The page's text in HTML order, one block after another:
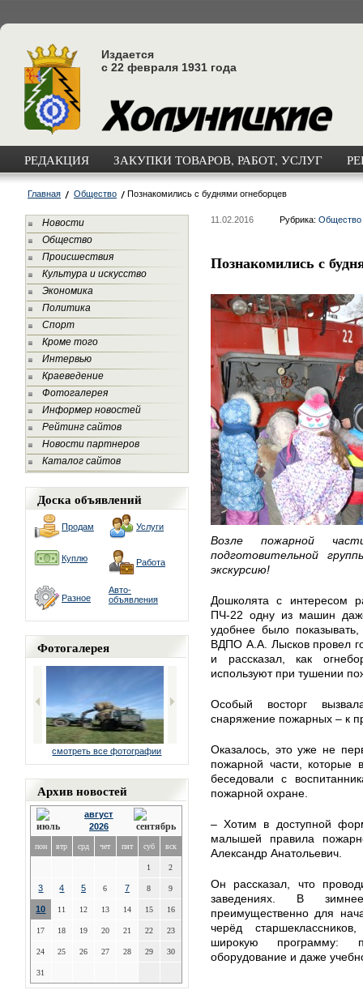
Издается
с 22 февраля 1931 года
РЕДАКЦИЯ ЗАКУПКИ ТОВАРОВ, РАБОТ, УСЛУГ
Главная Общество Познакомились с буднями огнеборцев
Новости
Общество
Происшествия
Культура и искусство
Экономика
Политика
Спорт
Кроме того
Интервью
Краеведение
Фотогалерея
Информер новостей
Рейтинг сайтов
Новости партнеров
Каталог сайтов
Доска объявлений
Продам Услуги
Куплю Работа
Разное
Авто-
объявления
Фотогалерея
смотреть все фотографии
Архив новостей
август
2026
пон втр срд чет пят суб вск
1 2
3 4 5 6 7 8 9
10 11 12 13 14 15 16
17 18 19 20 21 22 23
24 25 26 27 28 29 30
31
11.02.2016 Рубрика: Общество
Познакомились с
Возле пожарной
подготовительной
экскурсию!
Дошколята с интересом
ПЧ-22 одну из машин
удобнее было
ВДПО А.А. Лысков провел
и рассказал, как
используют при тушении
Особый восторг
снаряжение пожарных – к
Оказалось, это уже не
пожарной части, которые
беседовали с
пожарной охране.
– Хотим в доступной
малышей правила
Александр Анатольевич.
Он рассказал, что
заведениях. В
преимущественно для
черёд
широкую программу:
оборудование и даже